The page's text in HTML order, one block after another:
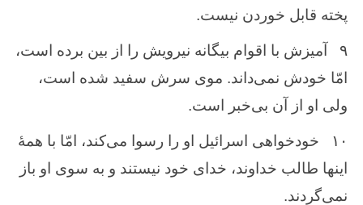
پخته قابل خوردن نیست.
۹
آمیزش با اقوام بیگانه نیرویش را از بین برده است،
امّا خودش نمی‌داند. موی سرش سفید شده است،
ولی او از آن بی‌خبر است.
۱۰
خودخواهی اسرائیل او را رسوا می‌کند، امّا با همهٔ
اینها طالب خداوند، خدای خود نیستند و به سوی او باز
نمی‌گردند.